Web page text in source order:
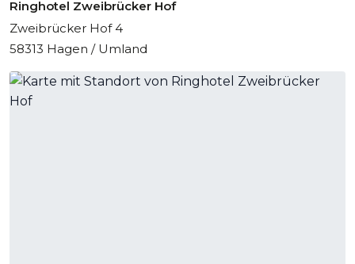
nächste Veranstaltung ein Erfolg!
Ringhotel Zweibrücker Hof
Zweibrücker Hof 4
58313 Hagen / Umland